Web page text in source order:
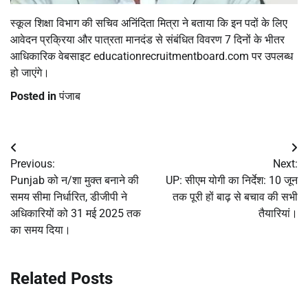
स्कूल शिक्षा विभाग की सचिव अनिंदिता मित्रा ने बताया कि इन पदों के लिए
आवेदन प्रक्रिया और पात्रता मानदंड से संबंधित विवरण 7 दिनों के भीतर
आधिकारिक वेबसाइट educationrecruitmentboard.com पर उपलब्ध
हो जाएंगे।
Posted inपंजाब
Post
navigation
Previous:
Punjab को न/शा मुक्त बनाने की
समय सीमा निर्धारित, डीजीपी ने
अधिकारियों को 31 मई 2025 तक
का समय दिया।
Next:
UP: सीएम योगी का निर्देश: 10 जून
तक पूरी हों बाढ़ से बचाव की सभी
तैयारियां।
Related Posts